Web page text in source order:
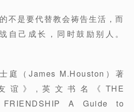
不是要代替教会祷告生活，而
自己成长，同时鼓励别人。
庭（James M.Houston）著
谊》,英文书名《THE
FRIENDSHIP A Guide to